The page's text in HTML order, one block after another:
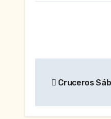
de
entradas
Cruceros